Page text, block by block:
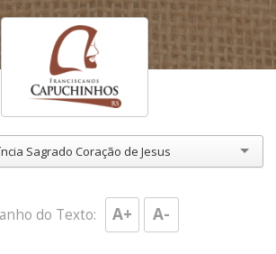
Sagrado Coração de Jesus
do Texto: A+ A-